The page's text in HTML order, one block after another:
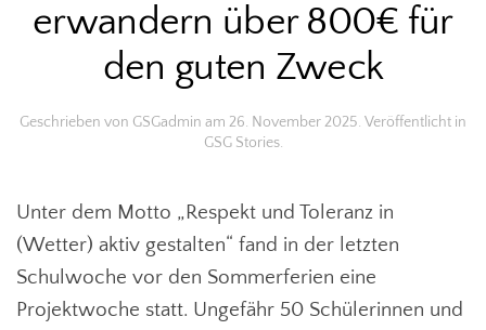
erwandern über 800€ für
den guten Zweck
Geschrieben von GSGadmin am 26. November 2025. Veröffentlicht in
GSG Stories.
Unter dem Motto „Respekt und Toleranz in
(Wetter) aktiv gestalten“ fand in der letzten
Schulwoche vor den Sommerferien eine
Projektwoche statt. Ungefähr 50 Schülerinnen und